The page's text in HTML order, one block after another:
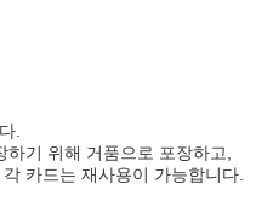
.
기 위해 거품으로 포장하고,
카드는 재사용이 가능합니다.